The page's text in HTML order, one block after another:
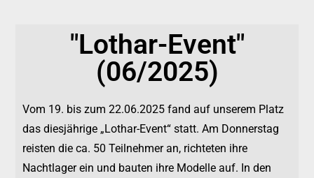
"Lothar-Event"
(06/2025)
Vom 19. bis zum 22.06.2025 fand auf unserem Platz
das diesjährige „Lothar-Event“ statt. Am Donnerstag
reisten die ca. 50 Teilnehmer an, richteten ihre
Nachtlager ein und bauten ihre Modelle auf. In den